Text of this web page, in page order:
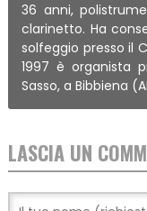
36 anni,
clarinetto. Ha
solfeggio presso il
1997 è organista
Sasso, a Bibbiena
LASCIA UN